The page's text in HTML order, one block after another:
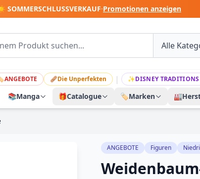
SOMMERSCHLUSSVERKAUF·Promotionen anzeigen
ANGEBOTE 🩹Die Unperfekten | ✨DISNEY TRADITIONS
📚Manga 🎁Catalogue 🏷️Marken 🏭
ANGEBOTE Figuren